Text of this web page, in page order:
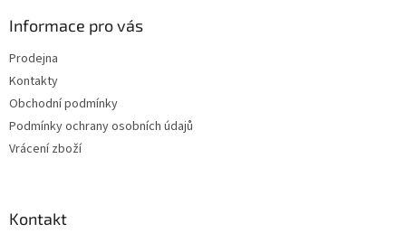
Informace pro vás
Prodejna
Kontakty
Obchodní podmínky
Podmínky ochrany osobních údajů
Vrácení zboží
Kontakt